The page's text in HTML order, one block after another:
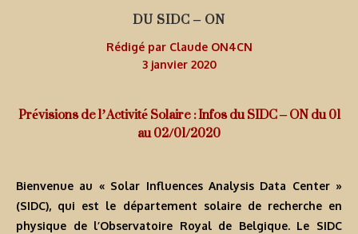
DU SIDC – ON
Rédigé par Claude ON4CN
3 janvier 2020
Prévisions de l’Activité Solaire : Infos du SIDC – ON du 01
au 02/01/2020
Bienvenue au « Solar Influences Analysis Data Center »
(SIDC), qui est le département solaire de recherche en
physique de l’Observatoire Royal de Belgique. Le SIDC